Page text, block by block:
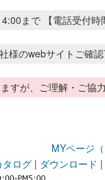
まで 【電話受付
のwebサイトご確認
が、ご理解・ご協力
MYページ（
タログ | ダウンロード |